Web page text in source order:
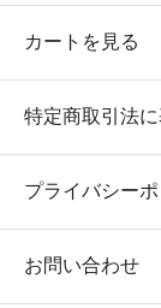
カートを見る
特定商取引法
プライバシー
お問い合わせ